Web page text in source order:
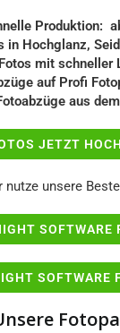
Produktion:
in Hochglanz,
Fotos mit schneller
auf Profi
aus
JETZT
nutze unsere
SOFTWARE
SOFTWARE